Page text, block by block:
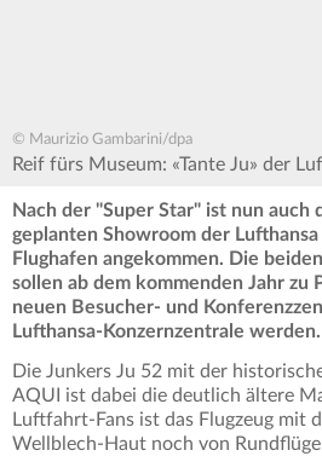
© Maurizio Gambarini/dpa
Reif fürs Museum: «Tante Ju» der
Nach der "Super Star" ist nun auch
geplanten Showroom der
Flughafen angekommen. Die
sollen ab dem kommenden Jahr zu
neuen Besucher- und
Lufthansa-Konzernzentrale werden.
Die Junkers Ju 52 mit der
AQUI ist dabei die deutlich ältere
Luftfahrt-Fans ist das Flugzeug mit
Wellblech-Haut noch von